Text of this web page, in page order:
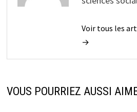
Voir tous les
→
VOUS POURRIEZ AUSSI